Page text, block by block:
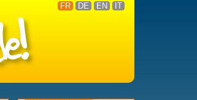
FR DE EN IT